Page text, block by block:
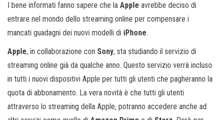
I bene informati fanno sapere che la Apple avrebbe deciso di
entrare nel mondo dello streaming online per compensare i
mancati guadagni dei nuovi modelli di iPhone.
Apple, in collaborazione con Sony, sta studiando il servizio di
streaming online già da qualche anno. Questo servizio verrà incluso
in tutti i nuovi dispositivi Apple per tutti gli utenti che pagheranno la
quota di abbonamento. La vera novità è che tutti gli utenti
attraverso lo streaming della Apple, potranno accedere anche ad